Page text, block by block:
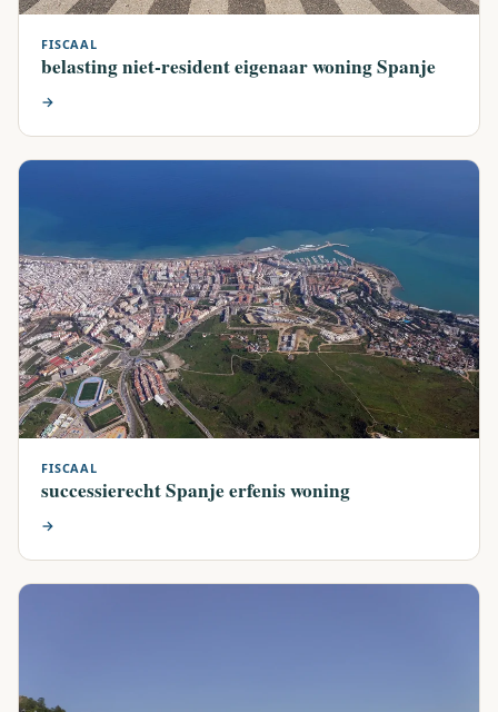
FISCAAL
belasting niet-resident eigenaar woning Spanje
→
FISCAAL
successierecht Spanje erfenis woning
→